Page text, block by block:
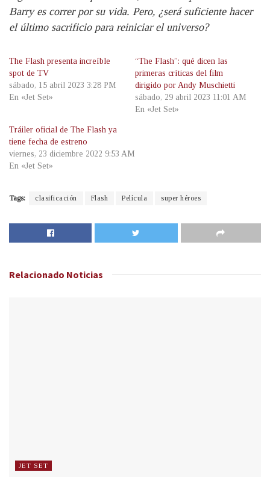
Barry es correr por su vida. Pero, ¿será suficiente hacer
el último sacrificio para reiniciar el universo?
The Flash presenta increíble
spot de TV
sábado, 15 abril 2023 3:28 PM
En «Jet Set»
“The Flash”: qué dicen las
primeras críticas del film
dirigido por Andy Muschietti
sábado, 29 abril 2023 11:01 AM
En «Jet Set»
Tráiler oficial de The Flash ya
tiene fecha de estreno
viernes, 23 diciembre 2022 9:53 AM
En «Jet Set»
Tags: clasificación Flash Película super héroes
Relacionado Noticias
JET SET